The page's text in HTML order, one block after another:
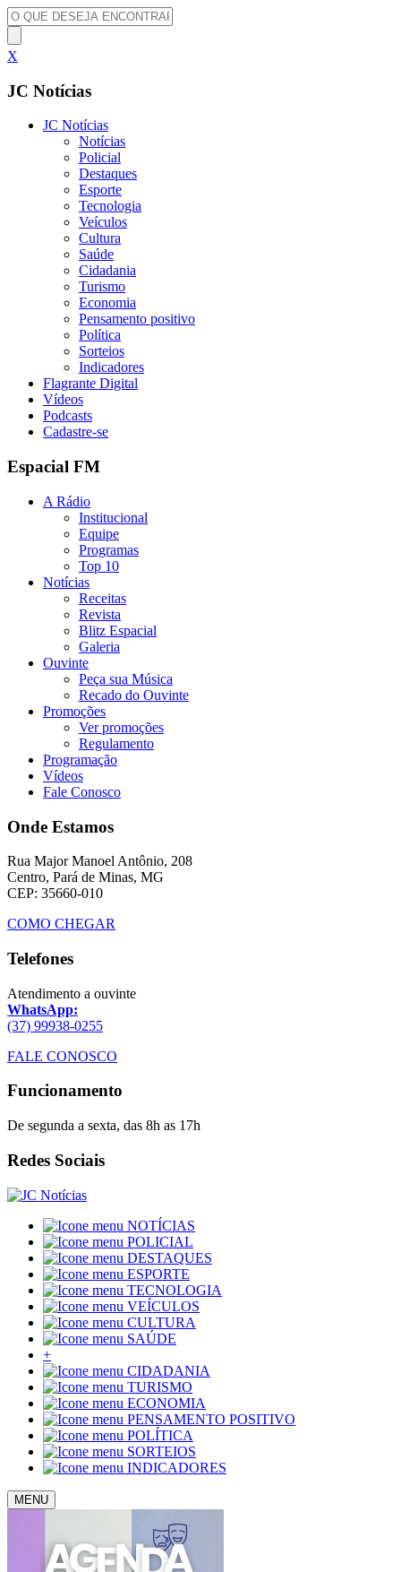
X
JC Notícias
JC Notícias
Notícias
Policial
Destaques
Esporte
Tecnologia
Veículos
Cultura
Saúde
Cidadania
Turismo
Economia
Pensamento positivo
Política
Sorteios
Indicadores
Flagrante Digital
Vídeos
Podcasts
Cadastre-se
Espacial FM
A Rádio
Institucional
Equipe
Programas
Top 10
Notícias
Receitas
Revista
Blitz Espacial
Galeria
Ouvinte
Peça sua Música
Recado do Ouvinte
Promoções
Ver promoções
Regulamento
Programação
Vídeos
Fale Conosco
Onde Estamos
Rua Major Manoel Antônio, 208
Centro, Pará de Minas, MG
CEP: 35660-010
COMO CHEGAR
Telefones
Atendimento a ouvinte
WhatsApp:
(37) 99938-0255
FALE CONOSCO
Funcionamento
De segunda a sexta, das 8h as 17h
Redes Sociais
NOTÍCIAS
POLICIAL
DESTAQUES
ESPORTE
TECNOLOGIA
VEÍCULOS
CULTURA
SAÚDE
+
CIDADANIA
TURISMO
ECONOMIA
PENSAMENTO POSITIVO
POLÍTICA
SORTEIOS
INDICADORES
MENU